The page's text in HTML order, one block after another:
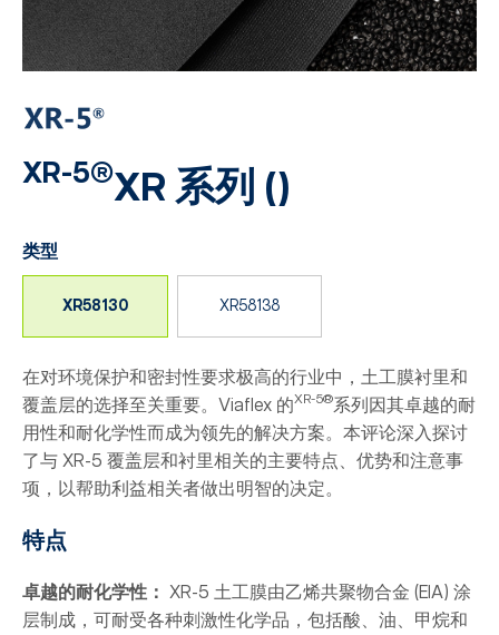
XR-5®XR 系列 ()
类型
XR58130 XR58138
在对环境保护和密封性要求极高的行业中，土工膜衬里和
覆盖层的选择至关重要。Viaflex 的XR-5®系列因其卓越的耐
用性和耐化学性而成为领先的解决方案。本评论深入探讨
了与 XR-5 覆盖层和衬里相关的主要特点、优势和注意事
项，以帮助利益相关者做出明智的决定。
特点
卓越的耐化学性： XR-5 土工膜由乙烯共聚物合金 (EIA) 涂
层制成，可耐受各种刺激性化学品，包括酸、油、甲烷和